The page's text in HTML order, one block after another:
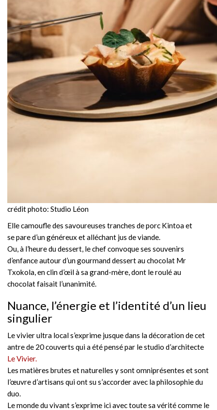
crédit photo: Studio Léon
Elle camoufle des savoureuses tranches de porc Kintoa et
se pare d’un généreux et alléchant jus de viande.
Ou, à l’heure du dessert, le chef convoque ses souvenirs
d’enfance autour d’un gourmand dessert au chocolat Mr
Txokola, en clin d’œil à sa grand-mère, dont le roulé au
chocolat faisait l’unanimité.
Nuance, l’énergie et l’identité d’un lieu
singulier
Le vivier ultra local s’exprime jusque dans la décoration de cet
antre de 20 couverts qui a été pensé par le studio d’architecte
Le Vivier.
Les matières brutes et naturelles y sont omniprésentes et sont
l’œuvre d’artisans qui ont su s’accorder avec la philosophie du
duo.
Le monde du vivant s’exprime ici avec toute sa vérité comme le